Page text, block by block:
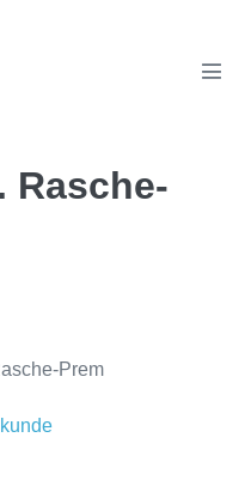
Rasche-
Prem